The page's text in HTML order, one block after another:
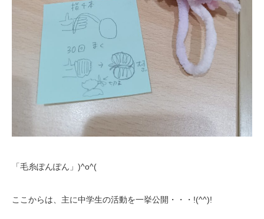
「毛糸ぽんぽん」)^o^(
ここからは、主に中学生の活動を一挙公開・・・!(^^)!